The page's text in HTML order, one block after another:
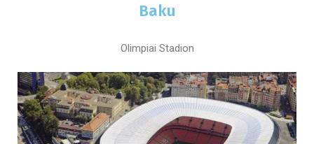
Baku
Olimpiai Stadion